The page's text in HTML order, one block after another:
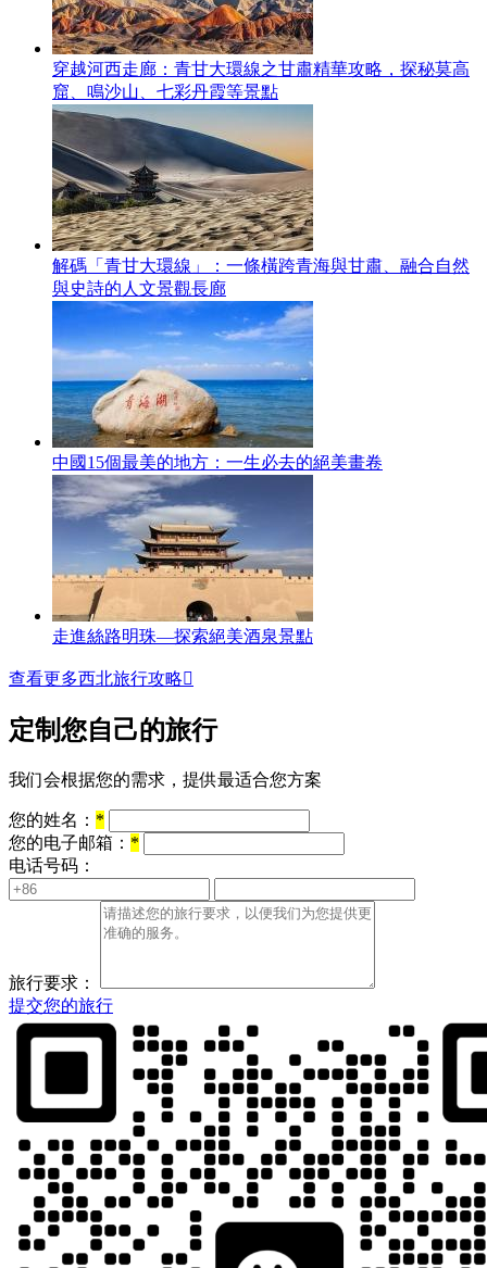
穿越河西走廊：青甘大環線之甘肅精華攻略，探秘莫高
窟、鳴沙山、七彩丹霞等景點
解碼「青甘大環線」：一條橫跨青海與甘肅、融合自然
與史詩的人文景觀長廊
中國15個最美的地方：一生必去的絕美畫卷
走進絲路明珠—探索絕美酒泉景點
查看更多西北旅行攻略
定制您自己的旅行
我们会根据您的需求，提供最适合您方案
您的姓名： *
您的电子邮箱： *
电话号码：
旅行要求：
提交您的旅行